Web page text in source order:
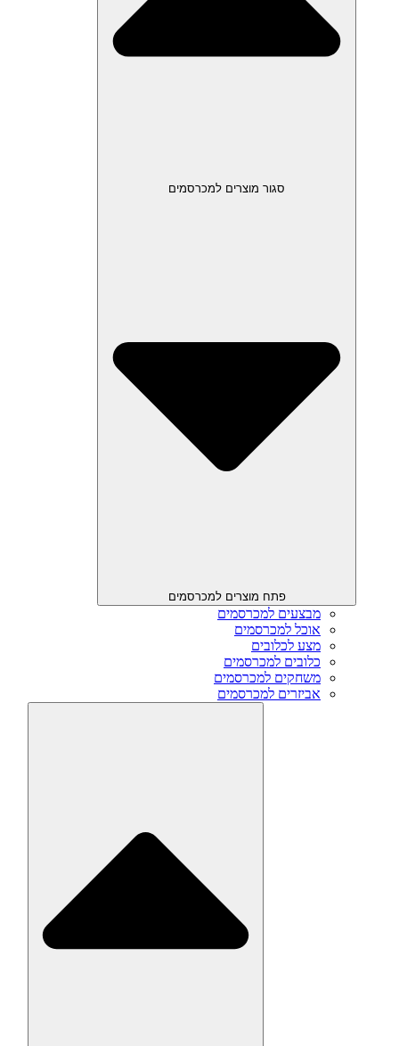
סגור מוצרים למכרסמים
פתח מוצרים למכרסמים
מבצעים למכרסמים
אוכל למכרסמים
מצע לכלובים
כלובים למכרסמים
משחקים למכרסמים
אביזרים למכרסמים